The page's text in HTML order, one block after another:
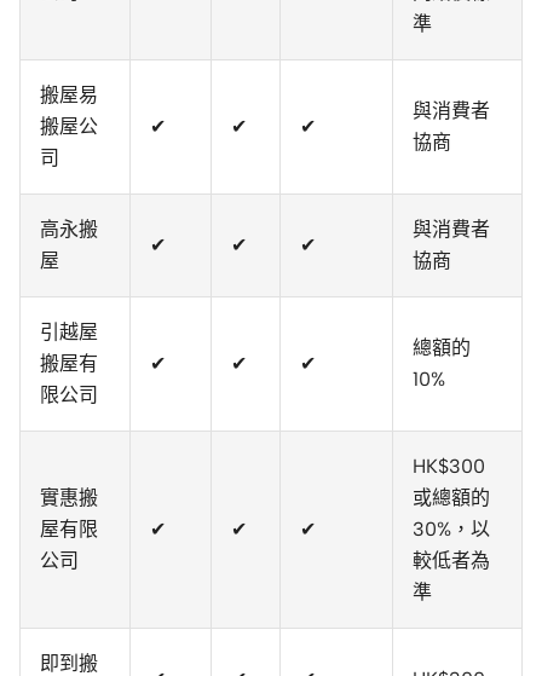
準
搬屋易
搬屋公
司
✔ ✔ ✔
與消費者
協商
高永搬
屋
✔ ✔ ✔
與消費者
協商
引越屋
搬屋有
限公司
✔ ✔ ✔
總額的
10%
實惠搬
屋有限
公司
✔ ✔ ✔
HK$300
或總額的
30%，以
較低者為
準
即到搬